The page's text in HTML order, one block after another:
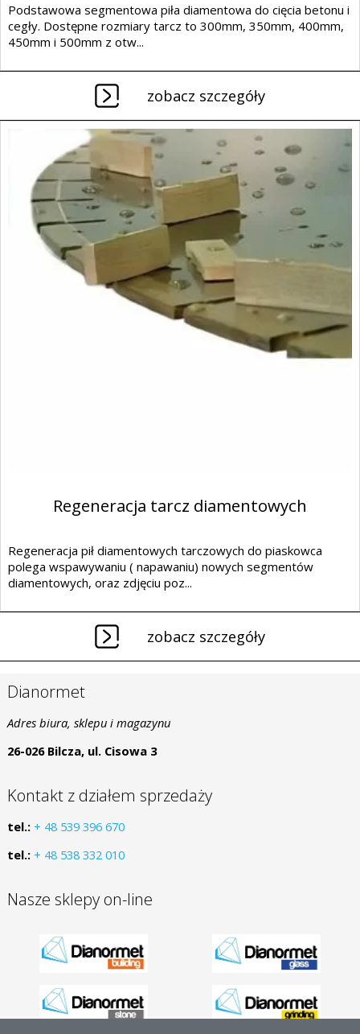
Podstawowa segmentowa piła diamentowa do cięcia betonu i
cegły. Dostępne rozmiary tarcz to 300mm, 350mm, 400mm,
450mm i 500mm z otw...
zobacz szczegóły
Regeneracja tarcz diamentowych
Regeneracja pił diamentowych tarczowych do piaskowca
polega wspawywaniu ( napawaniu) nowych segmentów
diamentowych, oraz zdjęciu poz...
zobacz szczegóły
Dianormet
Adres biura, sklepu i magazynu
26-026 Bilcza, ul. Cisowa 3
Kontakt z działem sprzedaży
tel.: + 48 539 396 670
tel.: + 48 538 332 010
Nasze sklepy on-line